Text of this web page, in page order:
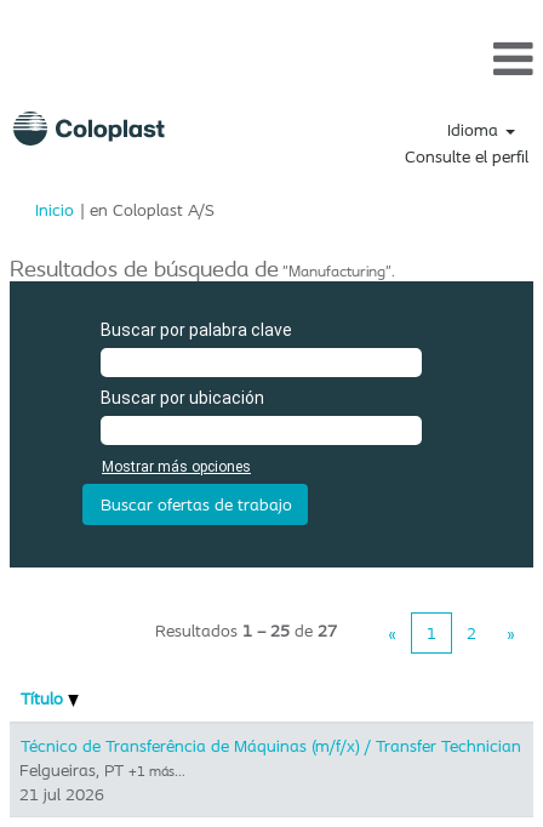
Idioma
Consulte el perfil
Inicio | en Coloplast A/S(página
Resultados de búsqueda de "Manufacturing".
Buscar por palabra clave
Buscar por ubicación
Mostrar más opciones
Resultados 1 – 25 de 27 « 1 2 »
Título
Técnico de Transferência de Máquinas (m/f/x) / Transfer Technician
Felgueiras, PT +1 más…
21 jul 2026